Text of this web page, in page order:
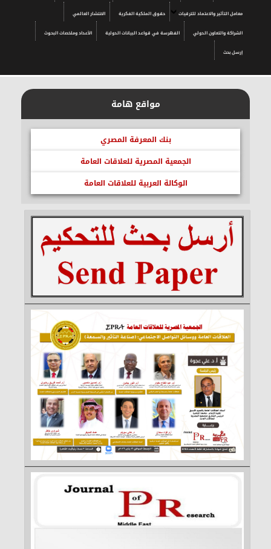
معامل التأثير والاعتماد للترقيات حقوق الملكية الفكرية الانتشار العالمي
الشراكة والتعاون الدولي الفهرسة في قواعد البيانات الدولية الأعداد وملخصات البحوث
إرسل بحث
مواقع هامة
بنك المعرفة المصري
الجمعية المصرية للعلاقات العامة
الوكالة العربية للعلاقات العامة